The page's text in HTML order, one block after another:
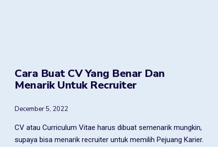
Cara Buat CV Yang Benar Dan
Menarik Untuk Recruiter
December 5, 2022
CV atau Curriculum Vitae harus dibuat semenarik mungkin,
supaya bisa menarik recruiter untuk memilih Pejuang Karier.